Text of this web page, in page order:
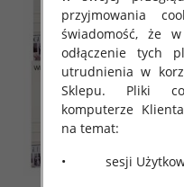
przyjmowania
świadomość, że
odłączenie tych
utrudnienia w
Sklepu. Pliki
komputerze
na temat:
• sesji